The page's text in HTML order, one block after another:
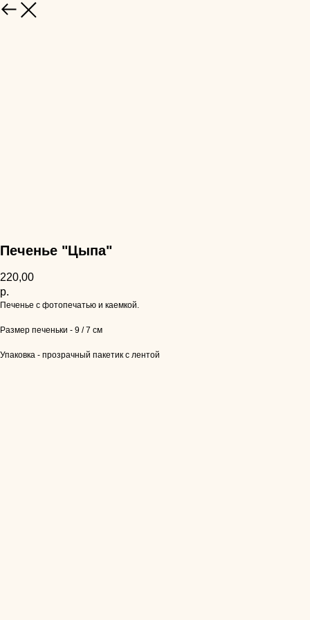
НАЗАД
Печенье "Цыпа"
220,00
р.
Печенье с фотопечатью и каемкой.
Размер печеньки - 9 / 7 см
Упаковка - прозрачный пакетик с лентой